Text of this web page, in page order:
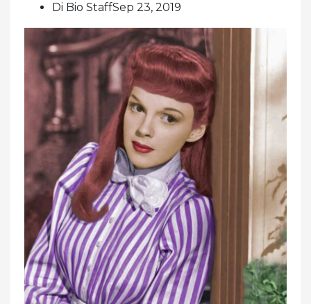
Di Bio StaffSep 23, 2019